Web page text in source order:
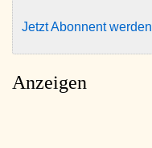
Jetzt Abonnent werden
Anzeigen